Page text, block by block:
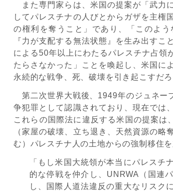
また専門家らは、米国の提案が「武力
してパレスチナの人びとからガザを主権
の権利を奪うこと」であり、「このよ
『力が支配する無法状態』を生み出す
による 50年以上にわたるパレスチナ占領
たらさなかった」ことを喚起し、米国に
永続的な戦争、死、破壊を引き起こすだろ
第二次世界大戦後、 1949年のジュネー
争犯罪として認識されており、現在では
これらの国際法に違反する米国の提案は
（家屋の破壊、立ち退き、天然資源の
む）パレスチナ人の土地からの強制移住
「もし米国大統領が本当にパレスチ
的な停戦を仲介し、 UNRWA
（国連
し、国際人道法違反の重大なリスク